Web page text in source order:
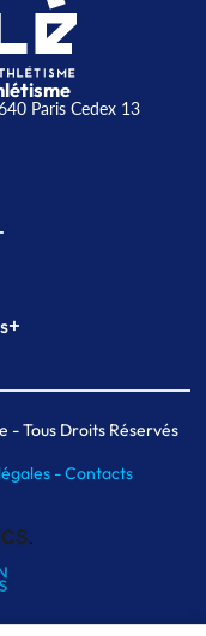
Paris Cedex 13
+
Tous Droits Réservés
-Contacts